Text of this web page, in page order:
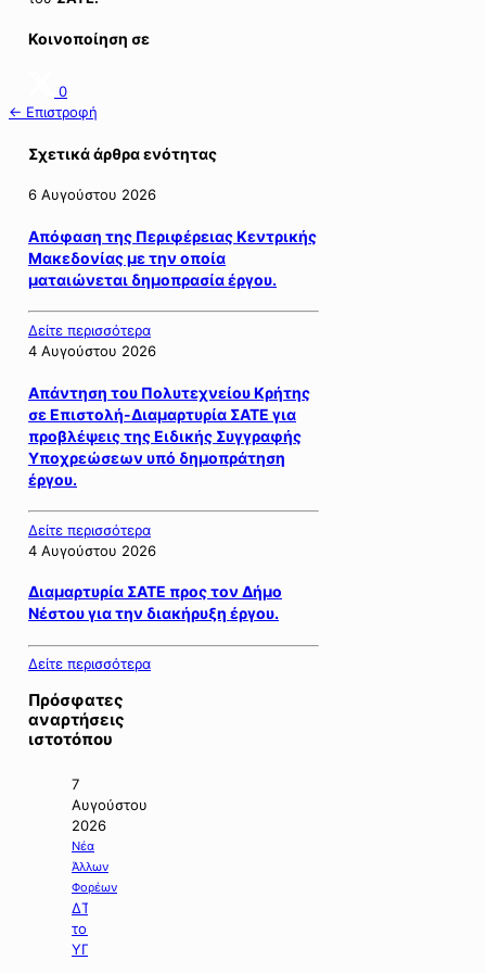
Κοινοποίηση σε
0
← Επιστροφή
Σχετικά άρθρα ενότητας
6 Αυγούστου 2026
Απόφαση της Περιφέρειας Κεντρικής
Μακεδονίας με την οποία
ματαιώνεται δημοπρασία έργου.
Δείτε περισσότερα
4 Αυγούστου 2026
Απάντηση του Πολυτεχνείου Κρήτης
σε Επιστολή-Διαμαρτυρία ΣΑΤΕ για
προβλέψεις της Ειδικής Συγγραφής
Υποχρεώσεων υπό δημοπράτηση
έργου.
Δείτε περισσότερα
4 Αυγούστου 2026
Διαμαρτυρία ΣΑΤΕ προς τον Δήμο
Νέστου για την διακήρυξη έργου.
Δείτε περισσότερα
Πρόσφατες
αναρτήσεις
ιστοτόπου
7
Αυγούστου
2026
Νέα
Άλλων
Φορέων
ΔΤ
του
ΥΠΠΕΝ